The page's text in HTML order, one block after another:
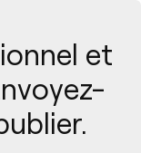
et